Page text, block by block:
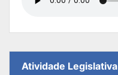
Atividade Legislativa